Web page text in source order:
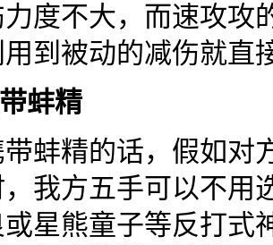
度不大，而速攻攻
到被动的减伤就直
蚌精
蚌精的话，假如对
我方五手可以不用
星熊童子等反打式